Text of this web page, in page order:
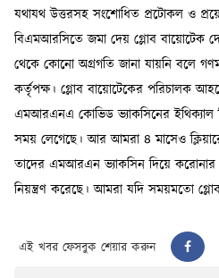
এই খবর ফেসবুক শেয়ার করুন